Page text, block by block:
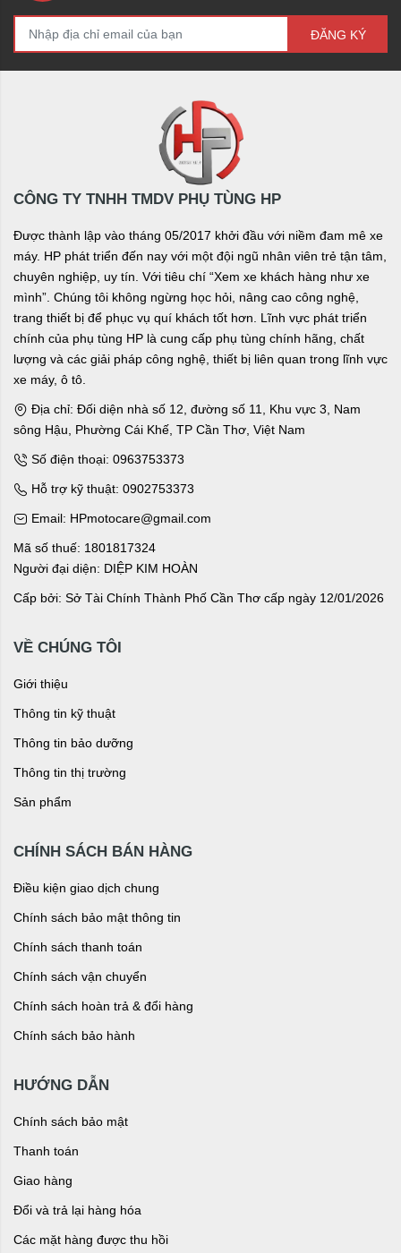
ĐĂNG KÝ
CÔNG TY TNHH TMDV PHỤ TÙNG HP
Được thành lập vào tháng 05/2017 khởi đầu với niềm đam mê xe
máy. HP phát triển đến nay với một đội ngũ nhân viên trẻ tận tâm,
chuyên nghiệp, uy tín. Với tiêu chí “Xem xe khách hàng như xe
mình”. Chúng tôi không ngừng học hỏi, nâng cao công nghệ,
trang thiết bị để phục vụ quí khách tốt hơn. Lĩnh vực phát triển
chính của phụ tùng HP là cung cấp phụ tùng chính hãng, chất
lượng và các giải pháp công nghệ, thiết bị liên quan trong lĩnh vực
xe máy, ô tô.
Địa chỉ: Đối diện nhà số 12, đường số 11, Khu vực 3, Nam
sông Hậu, Phường Cái Khế, TP Cần Thơ, Việt Nam
Số điện thoại: 0963753373
Hỗ trợ kỹ thuật: 0902753373
Email: HPmotocare@gmail.com
Mã số thuế: 1801817324
Người đại diện: DIỆP KIM HOÀN
Cấp bởi: Sở Tài Chính Thành Phố Cần Thơ cấp ngày 12/01/2026
VỀ CHÚNG TÔI
Giới thiệu
Thông tin kỹ thuật
Thông tin bảo dưỡng
Thông tin thị trường
Sản phẩm
CHÍNH SÁCH BÁN HÀNG
Điều kiện giao dịch chung
Chính sách bảo mật thông tin
Chính sách thanh toán
Chính sách vận chuyển
Chính sách hoàn trả & đổi hàng
Chính sách bảo hành
HƯỚNG DẪN
Chính sách bảo mật
Thanh toán
Giao hàng
Đổi và trả lại hàng hóa
Các mặt hàng được thu hồi